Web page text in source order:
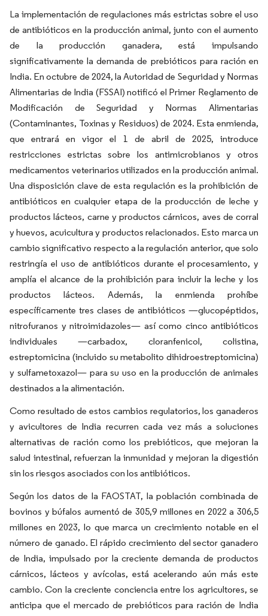
La implementación de regulaciones más estrictas sobre el uso
de antibióticos en la producción animal, junto con el aumento
de la producción ganadera, está impulsando
significativamente la demanda de prebióticos para ración en
India. En octubre de 2024, la Autoridad de Seguridad y Normas
Alimentarias de India (FSSAI) notificó el Primer Reglamento de
Modificación de Seguridad y Normas Alimentarias
(Contaminantes, Toxinas y Residuos) de 2024. Esta enmienda,
que entrará en vigor el 1 de abril de 2025, introduce
restricciones estrictas sobre los antimicrobianos y otros
medicamentos veterinarios utilizados en la producción animal.
Una disposición clave de esta regulación es la prohibición de
antibióticos en cualquier etapa de la producción de leche y
productos lácteos, carne y productos cárnicos, aves de corral
y huevos, acuicultura y productos relacionados. Esto marca un
cambio significativo respecto a la regulación anterior, que solo
restringía el uso de antibióticos durante el procesamiento, y
amplía el alcance de la prohibición para incluir la leche y los
productos lácteos. Además, la enmienda prohíbe
específicamente tres clases de antibióticos —glucopéptidos,
nitrofuranos y nitroimidazoles— así como cinco antibióticos
individuales —carbadox, cloranfenicol, colistina,
estreptomicina (incluido su metabolito dihidroestreptomicina)
y sulfametoxazol— para su uso en la producción de animales
destinados a la alimentación.
Como resultado de estos cambios regulatorios, los ganaderos
y avicultores de India recurren cada vez más a soluciones
alternativas de ración como los prebióticos, que mejoran la
salud intestinal, refuerzan la inmunidad y mejoran la digestión
sin los riesgos asociados con los antibióticos.
Según los datos de la FAOSTAT, la población combinada de
bovinos y búfalos aumentó de 305,9 millones en 2022 a 306,5
millones en 2023, lo que marca un crecimiento notable en el
número de ganado. El rápido crecimiento del sector ganadero
de India, impulsado por la creciente demanda de productos
cárnicos, lácteos y avícolas, está acelerando aún más este
cambio. Con la creciente conciencia entre los agricultores, se
anticipa que el mercado de prebióticos para ración de India